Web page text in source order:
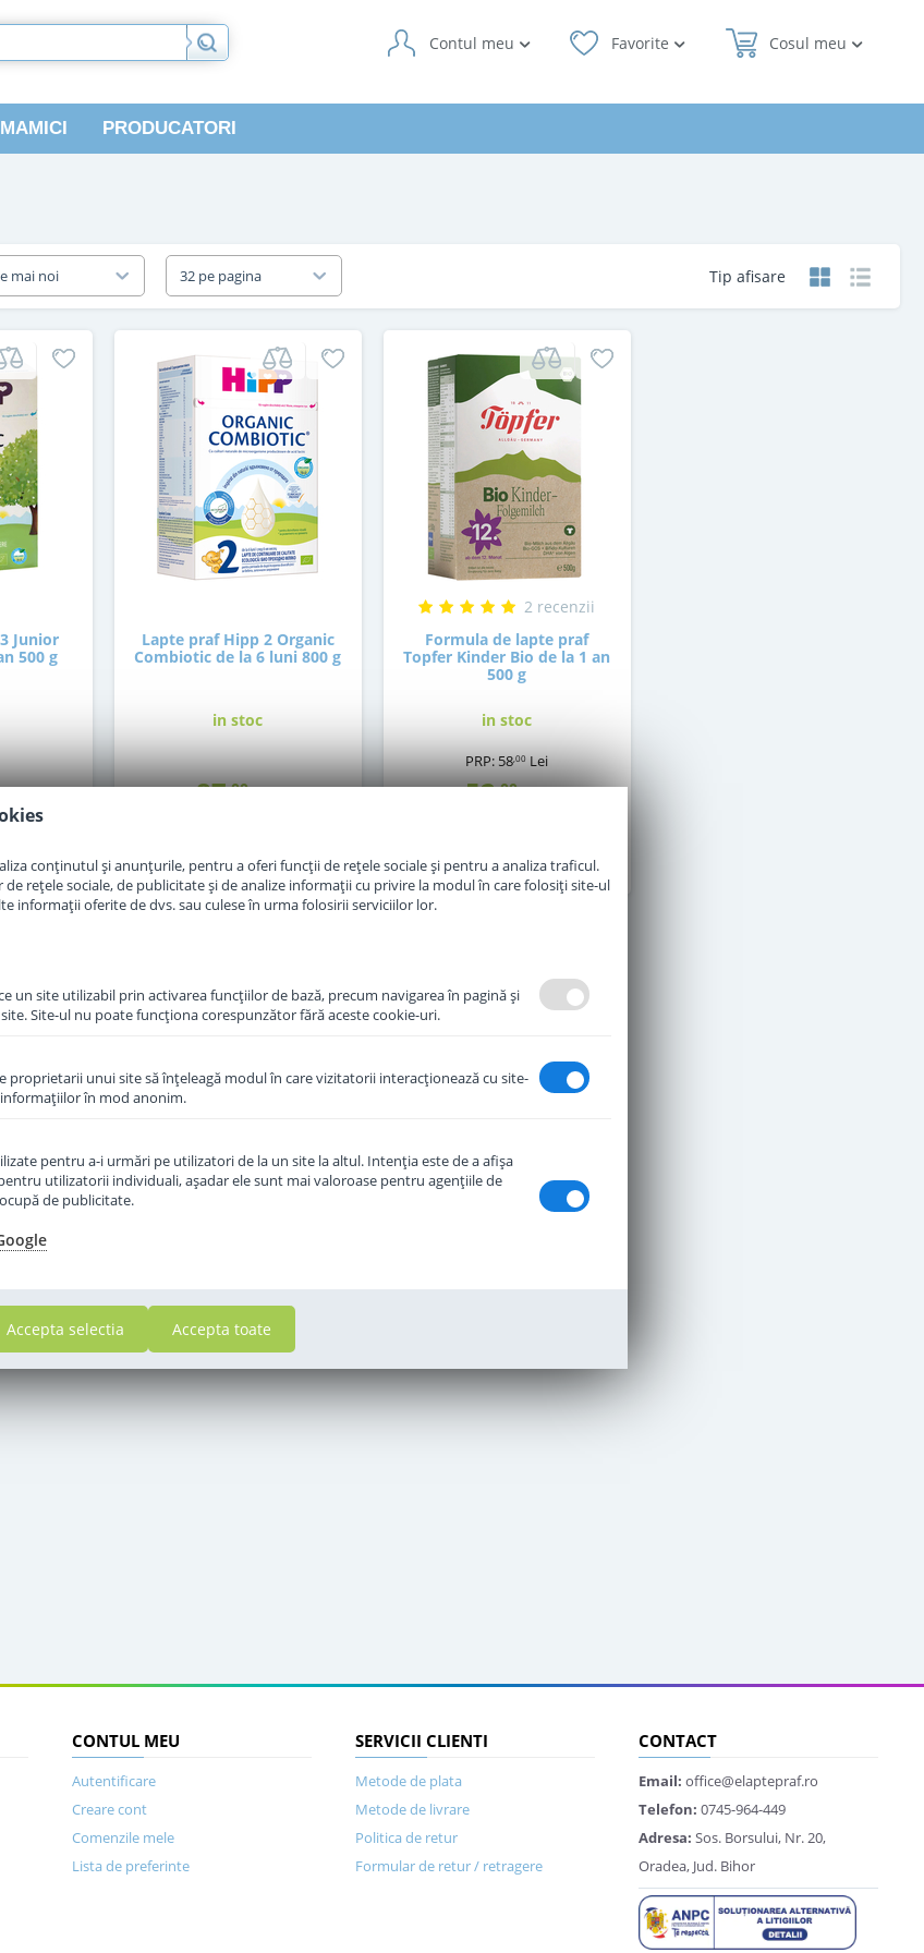
Cosul meu
Favorite
Contul meu
PRODUCATORI
Tip afisare
mai noi 32 pe pagina
Junior
500 g
Lapte praf Hipp 2 Organic
Combiotic de la 6 luni 800 g
in stoc
87,00 Lei
2 recenzii
Formula de lapte praf
Topfer Kinder Bio de la 1 an
500 g
in stoc
PRP:58,00 Lei
52,00 Lei
CONTUL MEU
Autentificare
Creare cont
Comenzile mele
Lista de preferinte
SERVICII CLIENTI
Metode de plata
Metode de livrare
Politica de retur
Formular de retur / retragere
CONTACT
Email: office@elaptepraf.ro
Telefon: 0745-964-449
Adresa: Sos. Borsului, Nr. 20,
Oradea, Jud. Bihor
conținutul și anunțurile, pentru a oferi funcții de rețele sociale și pentru a analiza traficul.
rețele sociale, de publicitate și de analize informații cu privire la modul în care folosiți site-ul
informații oferite de dvs. sau culese în urma folosirii serviciilor lor.
un site utilizabil prin activarea funcţiilor de bază, precum navigarea în pagină şi
Site-ul nu poate funcţiona corespunzător fără aceste cookie-uri.
proprietarii unui site să înţeleagă modul în care vizitatorii interacţionează cu site-
în mod anonim.
pentru a-i urmări pe utilizatori de la un site la altul. Intenţia este de a afişa
utilizatorii individuali, aşadar ele sunt mai valoroase pentru agenţiile de
de publicitate.
Accepta selectia Accepta toate